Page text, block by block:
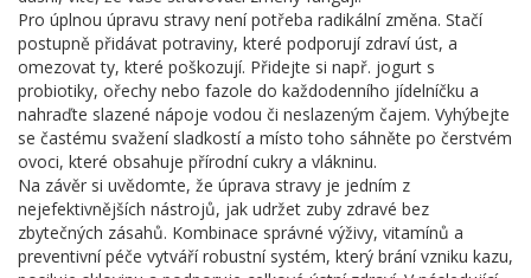
Pro úplnou úpravu stravy není potřeba radikální změna. Stačí
postupně přidávat potraviny, které podporují zdraví úst, a
omezovat ty, které poškozují. Přidejte si např. jogurt s
probiotiky, ořechy nebo fazole do každodenního jídelníčku a
nahraďte slazené nápoje vodou či neslazeným čajem. Vyhýbejte
se častému svažení sladkostí a místo toho sáhněte po čerstvém
ovoci, které obsahuje přírodní cukry a vlákninu.
Na závěr si uvědomte, že úprava stravy je jedním z
nejefektivnějších nástrojů, jak udržet zuby zdravé bez
zbytečných zásahů. Kombinace správné výživy, vitamínů a
preventivní péče vytváří robustní systém, který brání vzniku kazu,